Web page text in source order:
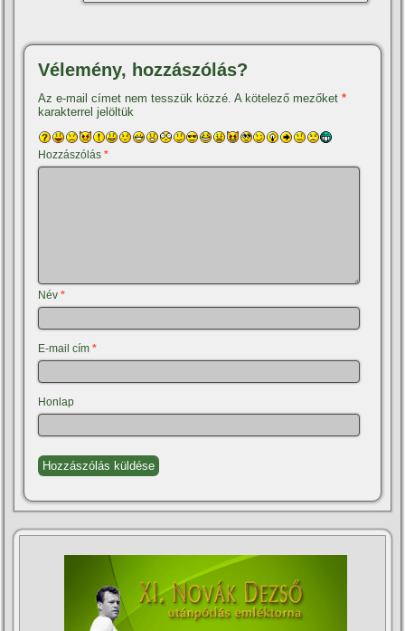
Vélemény, hozzászólás?
Az e-mail címet nem tesszük közzé. A kötelező mezőket*
karakterrel jelöltük
Hozzászólás*
Név*
E-mail cím*
Honlap